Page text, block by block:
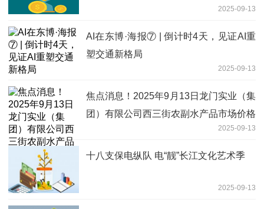
2025-09-13
AI在东博·海报⑦ | 倒计时4天，见证AI重
塑交通新格局
2025-09-13
焦点消息！2025年9月13日龙门实业（集
团）有限公司西三街农副水产品市场价格
2025-09-13
十八支保电纵队 电“靓”长江文化艺术季
2025-09-13